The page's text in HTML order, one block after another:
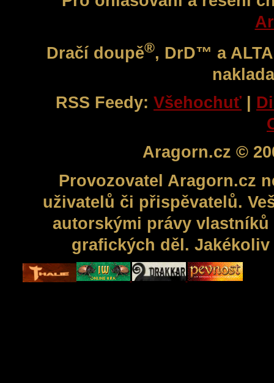
Dračí doupě®, DrD™ a
RSS Feedy: Všehochuť |
Aragorn.cz ©
Provozovatel Aragorn.cz
uživatelů či přispěvatelů.
autorskými právy
grafických děl.